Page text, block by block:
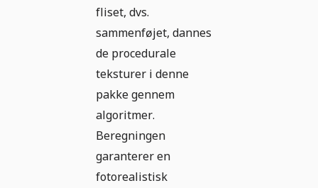
fliset, dvs.
sammenføjet, dannes
de procedurale
teksturer i denne
pakke gennem
algoritmer.
Beregningen
garanterer en
fotorealistisk